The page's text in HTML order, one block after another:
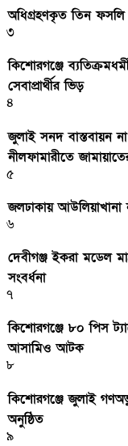
অধিগ্রহণকৃত তিন ফসলি
৩
কিশোরগঞ্জে
সেবাপ্রার্থীর ভিড়
৪
জুলাই সনদ বাস্তবায়ন
নীলফামারীতে
৫
জলঢাকায় আউলিয়াখানা
৬
দেবীগঞ্জ ইকরা মডেল
সংবর্ধনা
৭
কিশোরগঞ্জে ৮০ পিস
আসামিও আটক
৮
কিশোরগঞ্জে জুলাই
অনুষ্ঠিত
৯